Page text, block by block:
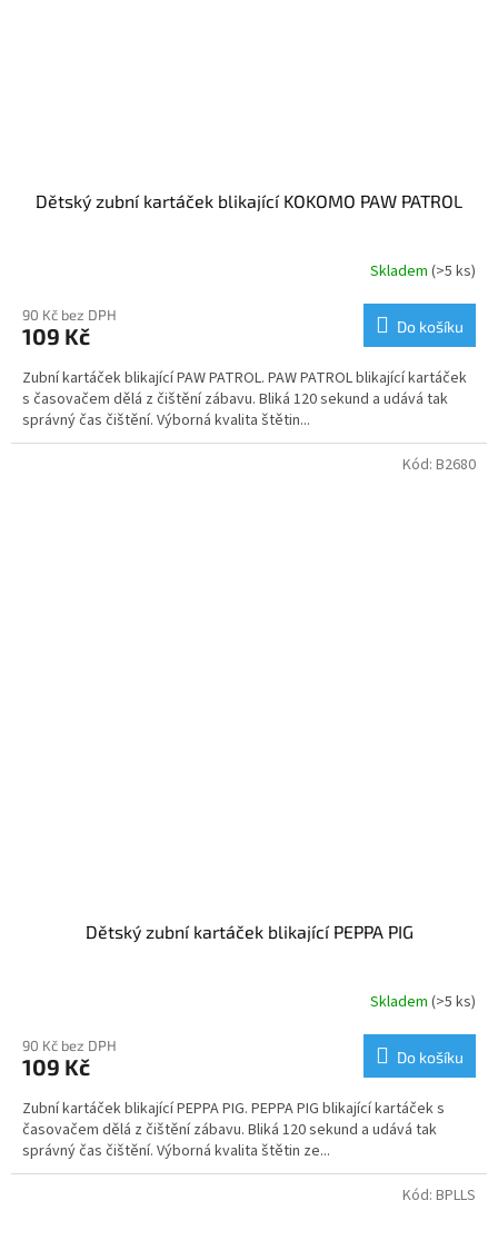
Dětský zubní kartáček blikající KOKOMO PAW PATROL
Skladem (>5 ks)
90 Kč bez DPH
109 Kč Do košíku
Zubní kartáček blikající PAW PATROL. PAW PATROL blikající kartáček
s časovačem dělá z čištění zábavu. Bliká 120 sekund a udává tak
správný čas čištění. Výborná kvalita štětin...
Dětský zubní kartáček blikající PEPPA PIG
Skladem (>5 ks)
90 Kč bez DPH
109 Kč Do košíku
Zubní kartáček blikající PEPPA PIG. PEPPA PIG blikající kartáček s
časovačem dělá z čištění zábavu. Bliká 120 sekund a udává tak
správný čas čištění. Výborná kvalita štětin ze...
Kód: B2680
Kód: BPLLS